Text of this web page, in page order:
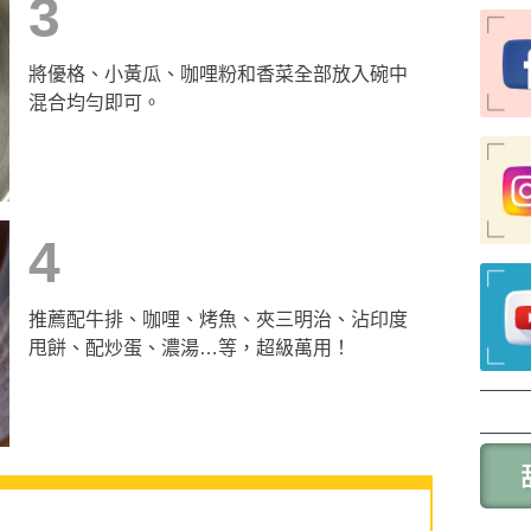
3
將優格、小黃瓜、咖哩粉和香菜全部放入碗中
混合均勻即可。
4
推薦配牛排、咖哩、烤魚、夾三明治、沾印度
甩餅、配炒蛋、濃湯…等，超級萬用！